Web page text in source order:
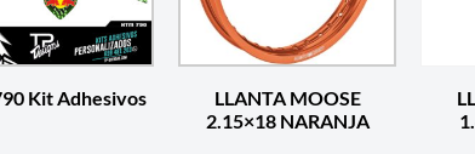
Kit Adhesivos
LLANTA MOOSE
2.15×18 NARANJA